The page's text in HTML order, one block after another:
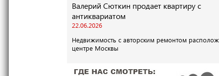
Валерий Сюткин продает квартиру с
антиквариатом
22.06.2026
Недвижимость с авторским ремонтом
центре Москвы